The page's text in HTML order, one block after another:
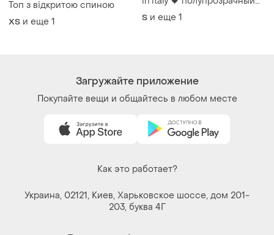
Загружайте приложение
Покупайте вещи и общайтесь в любом месте
Как это работает?
Украина, 02121, Киев, Харьковское шоссе, дом 201-
203, буква 4Г
Политика конфиденциальности
Контакты